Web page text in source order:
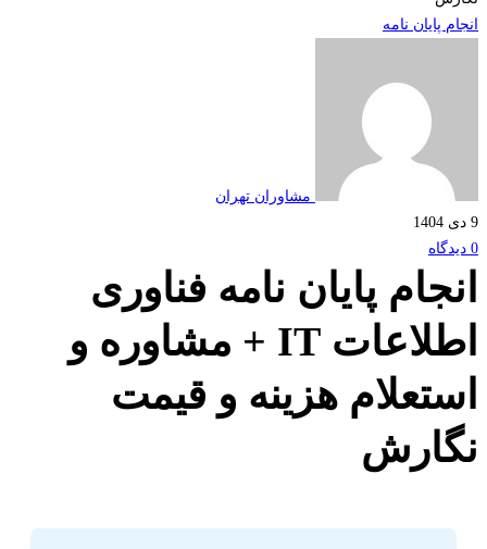
پایان نامه
مشاوران تهران
پایان نامه فناوری
اطلاعات IT + مشاوره و
هزینه و قیمت